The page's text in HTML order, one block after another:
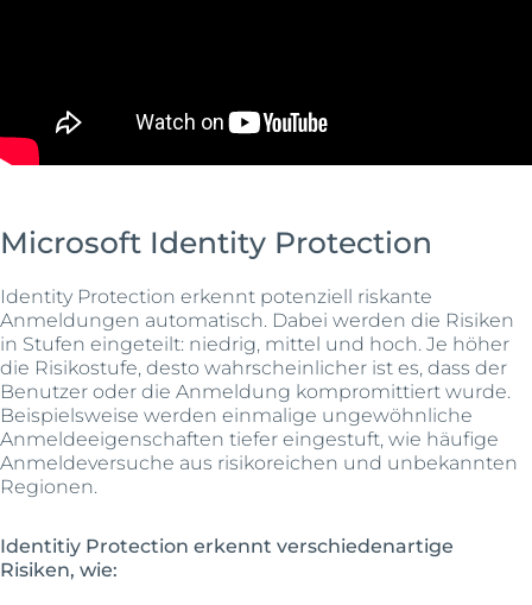
Microsoft Identity Protection
Identity Protection erkennt potenziell riskante
Anmeldungen automatisch. Dabei werden die Risiken
in Stufen eingeteilt: niedrig, mittel und hoch. Je höher
die Risikostufe, desto wahrscheinlicher ist es, dass der
Benutzer oder die Anmeldung kompromittiert wurde.
Beispielsweise werden einmalige ungewöhnliche
Anmeldeeigenschaften tiefer eingestuft, wie häufige
Anmeldeversuche aus risikoreichen und unbekannten
Regionen.
Identitiy Protection erkennt verschiedenartige
Risiken, wie: